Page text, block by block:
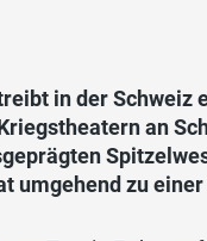
in der
an
umgehend zu